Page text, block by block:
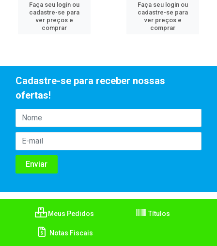
Faça seu login ou
cadastre-se para
ver preços e
comprar
Faça seu login ou
cadastre-se para
ver preços e
comprar
Cadastre-se para receber nossas
ofertas!
Meus Pedidos Títulos
Notas Fiscais